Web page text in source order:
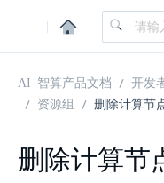
|
AI 智算产品文档 开发
资源组
删除计算节
删除计算节